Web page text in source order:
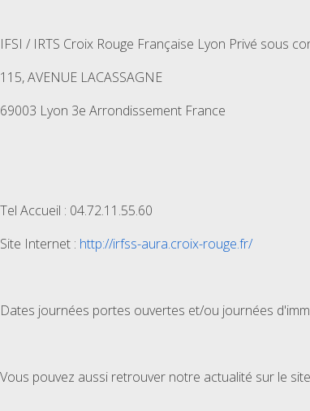
IFSI / IRTS Croix Rouge Française Lyon Privé sous
115, AVENUE LACASSAGNE
69003 Lyon 3e Arrondissement France
Tel Accueil : 04.72.11.55.60
Site Internet : http://irfss-aura.croix-rouge.fr/
Dates journées portes ouvertes et/ou journées
Vous pouvez aussi retrouver notre actualité sur le